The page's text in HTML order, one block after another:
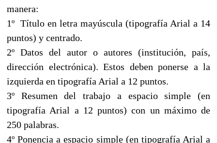
manera:
1º Título en letra mayúscula (tipografía Arial a 14
puntos) y centrado.
2º Datos del autor o autores (institución, país,
dirección electrónica). Estos deben ponerse a la
izquierda en tipografía Arial a 12 puntos.
3º Resumen del trabajo a espacio simple (en
tipografía Arial a 12 puntos) con un máximo de
250 palabras.
4º Ponencia a espacio simple (en tipografía Arial a